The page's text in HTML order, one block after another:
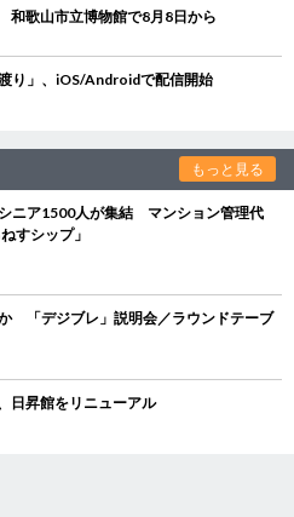
歌山市立博物館で8月8日から
り」、iOS/Androidで配信開始
もっと見る
シニア1500人が集結 マンション管理代
すシップ」
「デジブレ」説明会／ラウンドテーブ
日昇館をリニューアル